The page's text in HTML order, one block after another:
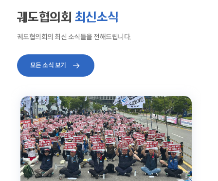
궤도협의회 최신소식
궤도협의회의 최신 소식들을 전해드립니다.
모든 소식 보기